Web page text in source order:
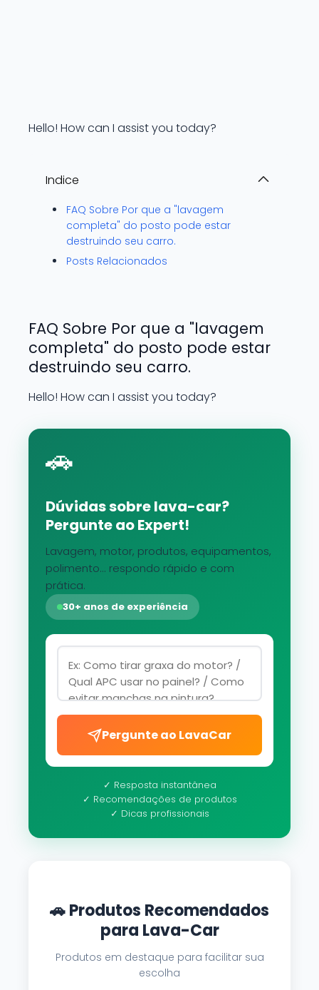
Hello! How can I assist you today?
Indice
FAQ Sobre Por que a "lavagem
completa" do posto pode estar
destruindo seu carro.
Posts Relacionados
FAQ Sobre Por que a "lavagem
completa" do posto pode estar
destruindo seu carro.
Hello! How can I assist you today?
🚗
Dúvidas sobre lava-car?
Pergunte ao Expert!
Lavagem, motor, produtos, equipamentos,
polimento... respondo rápido e com
prática.
30+ anos de experiência
Pergunte ao LavaCar
✓ Resposta instantânea
✓ Recomendações de produtos
✓ Dicas profissionais
🚗 Produtos Recomendados
para Lava-Car
Produtos em destaque para facilitar sua
escolha